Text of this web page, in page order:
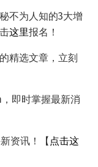
不为人知的3大增
这里报名！
精选文章，立刻
即时掌握最新消
资讯！【 点击这